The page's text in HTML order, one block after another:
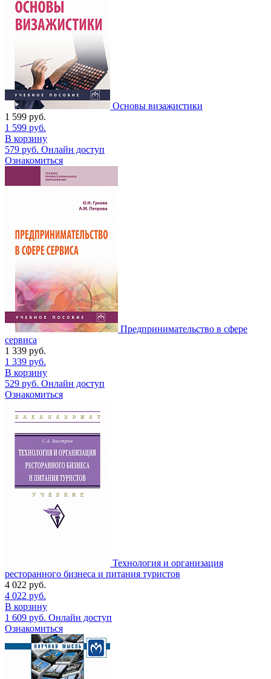
Основы визажистики
1 599 руб.
1 599 руб.
В корзину
579 руб. Онлайн доступ
Ознакомиться
Предпринимательство в сфере
сервиса
1 339 руб.
1 339 руб.
В корзину
529 руб. Онлайн доступ
Ознакомиться
Технология и организация
ресторанного бизнеса и питания туристов
4 022 руб.
4 022 руб.
В корзину
1 609 руб. Онлайн доступ
Ознакомиться